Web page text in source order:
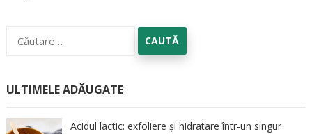
după:
ULTIMELE ADĂUGATE
Acidul lactic: exfoliere și hidratare într-un singur